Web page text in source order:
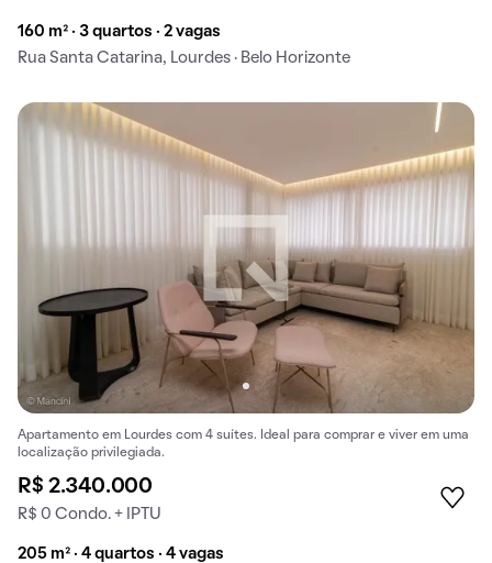
160 m² · 3 quartos · 2 vagas
Rua Santa Catarina, Lourdes · Belo Horizonte
Apartamento em Lourdes com 4 suítes. Ideal para comprar e viver em uma
localização privilegiada.
R$ 2.340.000
R$ 0 Condo. + IPTU
205 m² · 4 quartos · 4 vagas